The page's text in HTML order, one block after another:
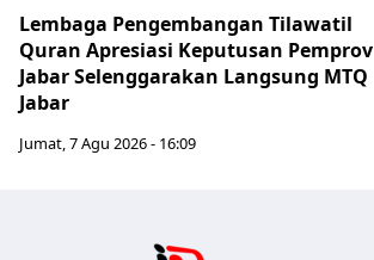
Lembaga Pengembangan Tilawatil
Quran Apresiasi Keputusan Pemprov
Jabar Selenggarakan Langsung MTQ
Jabar
Jumat, 7 Agu 2026 - 16:09